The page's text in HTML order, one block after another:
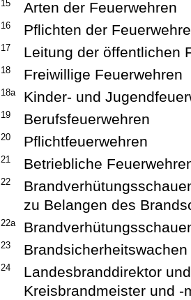
Arten der Feuerwehren
Pflichten der
Leitung der öffentlichen
Freiwillige Feuerwehren
Kinder- und
Berufsfeuerwehren
Pflichtfeuerwehren
Betriebliche
zu Belangen des
Brandsicherheitswachen
Landesbranddirektor
Kreisbrandmeister und -